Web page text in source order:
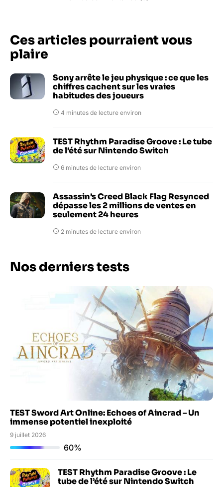
Ces articles pourraient vous
plaire
Sony arrête le jeu physique : ce que les
chiffres cachent sur les vraies
habitudes des joueurs
4 minutes de lecture environ
TEST Rhythm Paradise Groove : Le tube
de l’été sur Nintendo Switch
6 minutes de lecture environ
Assassin’s Creed Black Flag Resynced
dépasse les 2 millions de ventes en
seulement 24 heures
2 minutes de lecture environ
Nos derniers tests
TEST Sword Art Online: Echoes of Aincrad – Un
immense potentiel inexploité
9 juillet 2026
60%
TEST Rhythm Paradise Groove : Le
tube de l’été sur Nintendo Switch